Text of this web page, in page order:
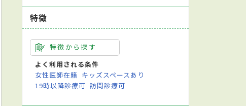
特徴
特徴から探す
よく利用される条件
女性医師在籍 キッズスペースあり
19時以降診療可 訪問診療可